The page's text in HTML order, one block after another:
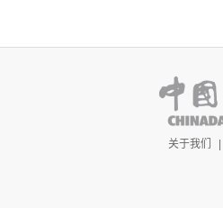
关于我们 |